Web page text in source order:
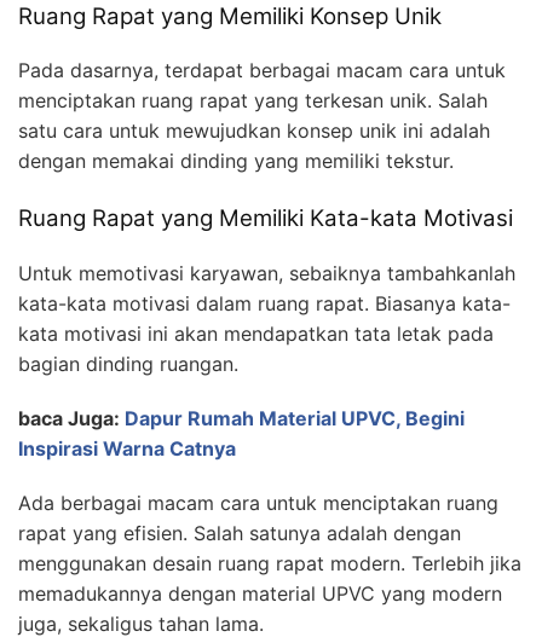
Ruang Rapat yang Memiliki Konsep Unik
Pada dasarnya, terdapat berbagai macam cara untuk
menciptakan ruang rapat yang terkesan unik. Salah
satu cara untuk mewujudkan konsep unik ini adalah
dengan memakai dinding yang memiliki tekstur.
Ruang Rapat yang Memiliki Kata-kata Motivasi
Untuk memotivasi karyawan, sebaiknya tambahkanlah
kata-kata motivasi dalam ruang rapat. Biasanya kata-
kata motivasi ini akan mendapatkan tata letak pada
bagian dinding ruangan.
baca Juga: Dapur Rumah Material UPVC, Begini
Inspirasi Warna Catnya
Ada berbagai macam cara untuk menciptakan ruang
rapat yang efisien. Salah satunya adalah dengan
menggunakan desain ruang rapat modern. Terlebih jika
memadukannya dengan material UPVC yang modern
juga, sekaligus tahan lama.